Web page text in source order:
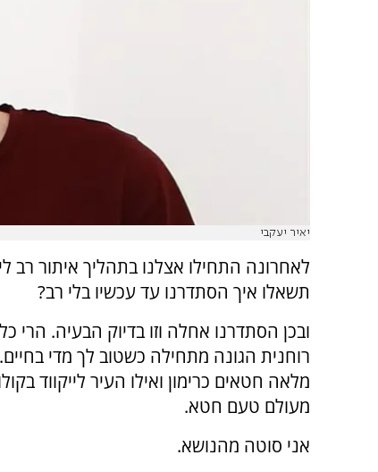
יאיר יעקבי
לאחרונה התחילו אצלנו בתהליך איתור רב
תשאלו איך הסתדרנו עד עכשיו בלי רב?
ובכן הסתדרנו אחלה וזו בדיוק הבעיה. הרי
רוחנית הגונה מתחילה כשטוב לך מדי בחיים.
מלאה חטאים כרימון ואילו העיר לייקווד
מעולם טעם חטא.
אני סוטה מהנושא.